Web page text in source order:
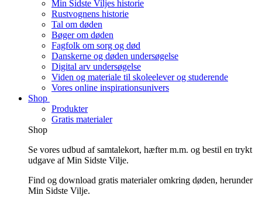
Min Sidste Viljes historie
Rustvognens historie
Tal om døden
Bøger om døden
Fagfolk om sorg og død
Danskerne og døden undersøgelse
Digital arv undersøgelse
Viden og materiale til skoleelever og studerende
Vores online inspirationsunivers
Shop
Produkter
Gratis materialer
Shop
Se vores udbud af samtalekort, hæfter m.m. og bestil en trykt
udgave af Min Sidste Vilje.
Find og download gratis materialer omkring døden, herunder
Min Sidste Vilje.